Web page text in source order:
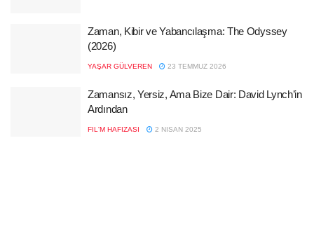
Zaman, Kibir ve Yabancılaşma: The Odyssey
(2026)
YAŞAR GÜLVEREN 23 TEMMUZ 2026
Zamansız, Yersiz, Ama Bize Dair: David Lynch’in
Ardından
FIL'M HAFIZASI 2 NISAN 2025